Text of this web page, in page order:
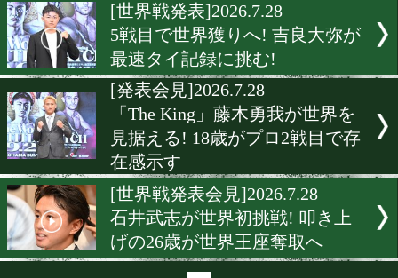
界3階級制覇へ本格始動
[試合日程]2026.7.30
武藤涼太の初防衛戦決定!
本の新鋭王者が再び後楽園
ルへ
[表彰式]2026.7.29
チャンピオンカーニバル4
表彰! 池側純ら受賞者がさ
る飛躍誓う